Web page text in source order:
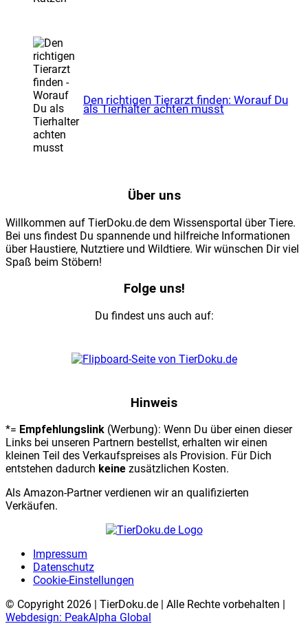
Den rich­ti­gen Tier­arzt fin­den: Wor­auf Du
als Tier­hal­ter ach­ten musst
Über uns
Willkommen auf TierDoku.de dem Wissensportal über Tiere.
Bei uns findest Du spannende und hilfreiche Informationen
über Haustiere, Nutztiere und Wildtiere. Wir wünschen Dir viel
Spaß beim Stöbern!
Folge uns!
Du findest uns auch auf:
Hinweis
*= Empfehlungslink (Werbung): Wenn Du über einen dieser
Links bei unseren Partnern bestellst, erhalten wir einen
kleinen Teil des Verkaufspreises als Provision. Für Dich
entstehen dadurch keine zusätzlichen Kosten.
Als Amazon-Partner verdienen wir an qualifizierten
Verkäufen.
Impres­sum
Daten­schutz
Coo­kie-Ein­stel­lun­gen
© Copyright 2026 | TierDoku.de | Alle Rechte vorbehalten |
Webdesign: PeakAlpha Global